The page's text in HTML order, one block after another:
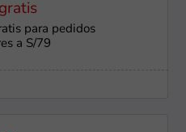
para pedidos
a S/79